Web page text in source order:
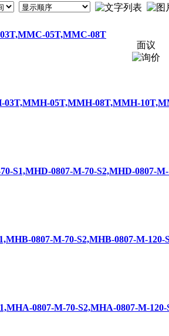
05T,MMC-08T
面议
03T,MMH-05T,MMH-08T,MMH-
S1,MHD-0807-M-70-S2,MHD-0807-
0807-M-70-S2,MHB-0807-M-120-
0807-M-70-S2,MHA-0807-M-